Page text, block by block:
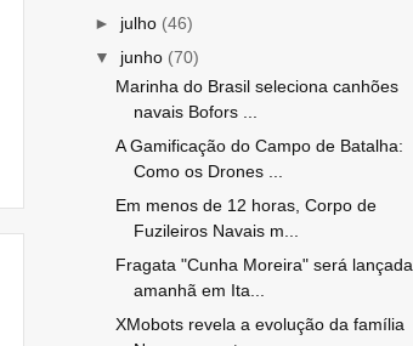
► julho (46)
▼ junho (70)
Marinha do Brasil seleciona canhões
navais Bofors ...
A Gamificação do Campo de Batalha:
Como os Drones ...
Em menos de 12 horas, Corpo de
Fuzileiros Navais m...
Fragata "Cunha Moreira" será lançada
amanhã em Ita...
XMobots revela a evolução da família